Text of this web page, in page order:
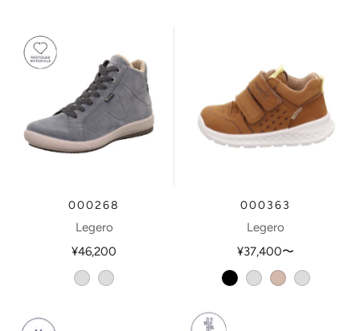
000268
Legero
¥46,200
castlerock
castagna
000363
Legero
¥37,400〜
schwarz
weisstasso